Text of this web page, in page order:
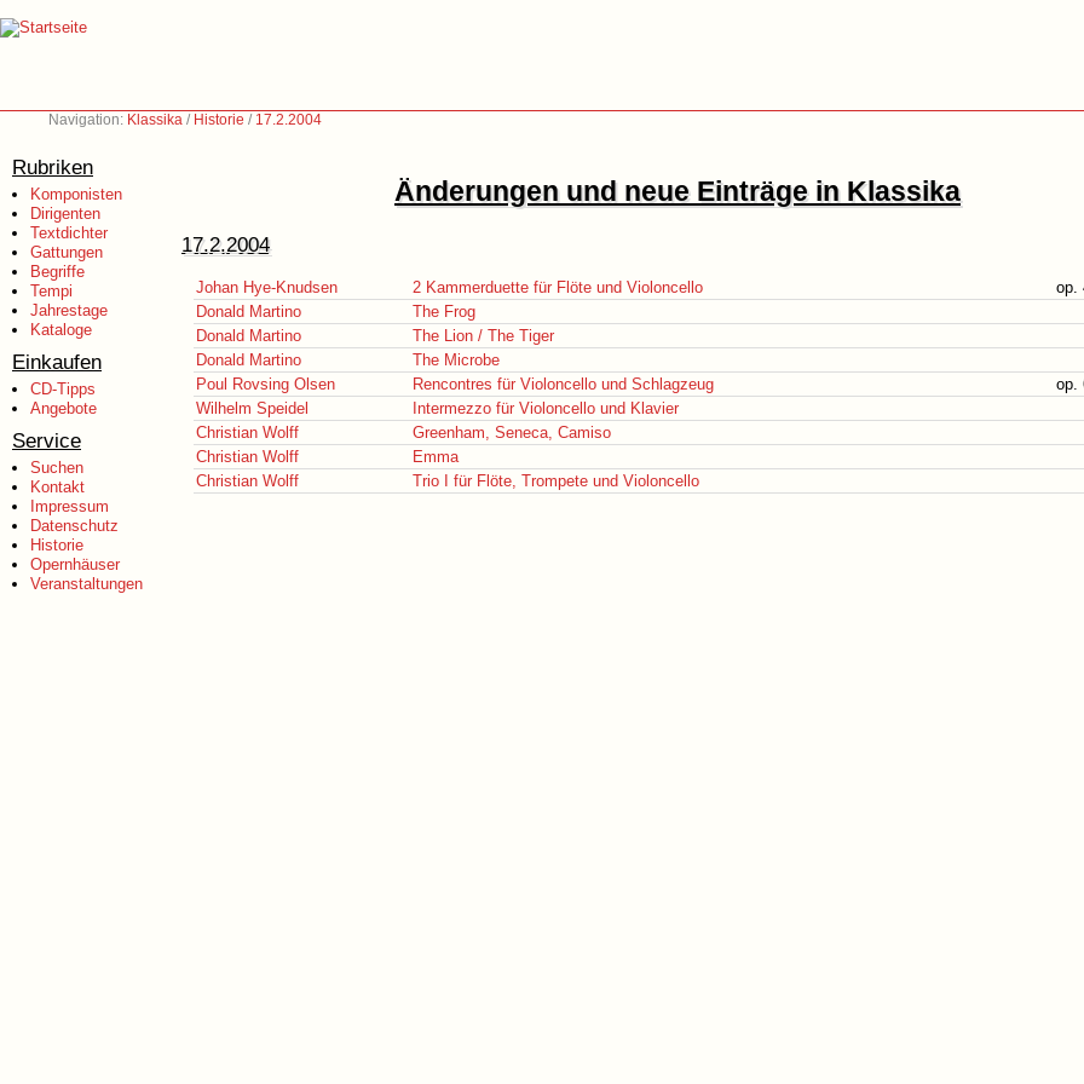
Navigation: Klassika / Historie / 17.2.2004
Rubriken
Komponisten
Dirigenten
Textdichter
Gattungen
Begriffe
Tempi
Jahrestage
Kataloge
Einkaufen
CD-Tipps
Angebote
Service
Suchen
Kontakt
Impressum
Datenschutz
Historie
Opernhäuser
Veranstaltungen
Änderungen und neue Einträge in Klassika
17.2.2004
Johan Hye-Knudsen 2 Kammerduette für Flöte und Violoncello
op.
Donald Martino
The Frog
Donald Martino
The Lion / The Tiger
Donald Martino
The Microbe
Poul Rovsing Olsen
Rencontres für Violoncello und Schlagzeug
op.
Wilhelm Speidel
Intermezzo für Violoncello und Klavier
Christian Wolff
Greenham, Seneca, Camiso
Christian Wolff
Emma
Christian Wolff
Trio I für Flöte, Trompete und Violoncello